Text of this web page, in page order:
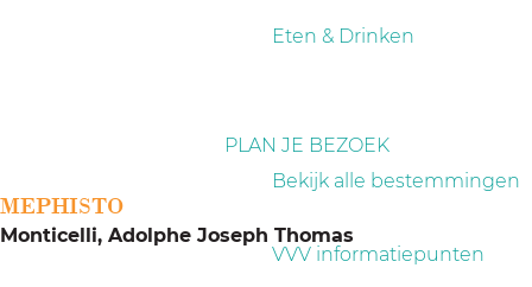
Eten & Drinken
PLAN JE BEZOEK
Bekijk alle bestemmingen
VVV informatiepunten
MEPHISTO
Monticelli, Adolphe Joseph Thomas